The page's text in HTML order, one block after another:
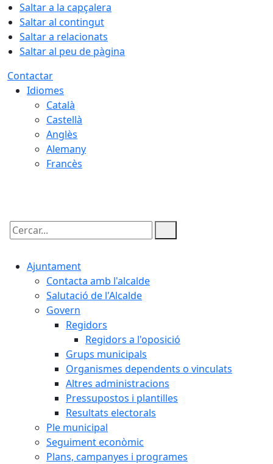
Saltar a la capçalera
Saltar al contingut
Saltar a relacionats
Saltar al peu de pàgina
Contactar
Idiomes
Català
Castellà
Anglès
Alemany
Francès
Cercar:
Ajuntament
Contacta amb l'alcalde
Salutació de l'Alcalde
Govern
Regidors
Regidors a l'oposició
Grups municipals
Organismes dependents o vinculats
Altres administracions
Pressupostos i plantilles
Resultats electorals
Ple municipal
Seguiment econòmic
Plans, campanyes i programes